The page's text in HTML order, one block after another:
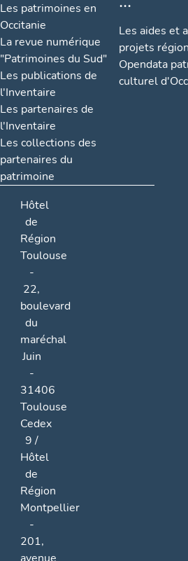
Les patrimoines en
Occitanie
La revue numérique
"Patrimoines du Sud"
Les publications de
l'Inventaire
Les partenaires de
l'Inventaire
Les collections des
partenaires du
patrimoine
Les aides et
projets
Opendata
culturel
Hôtel
de
Région
Toulouse
-
22,
boulevard
du
maréchal
Juin
-
31406
Toulouse
Cedex
9 /
Hôtel
de
Région
Montpellier
-
201,